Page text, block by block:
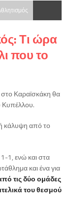
Τι ώρα
που το
Καραϊσκάκη θα
Κυπέλλου.
κάλυψη από το
1, ενώ και στα
και ένα για
τις δύο ομάδες
του θεσμού